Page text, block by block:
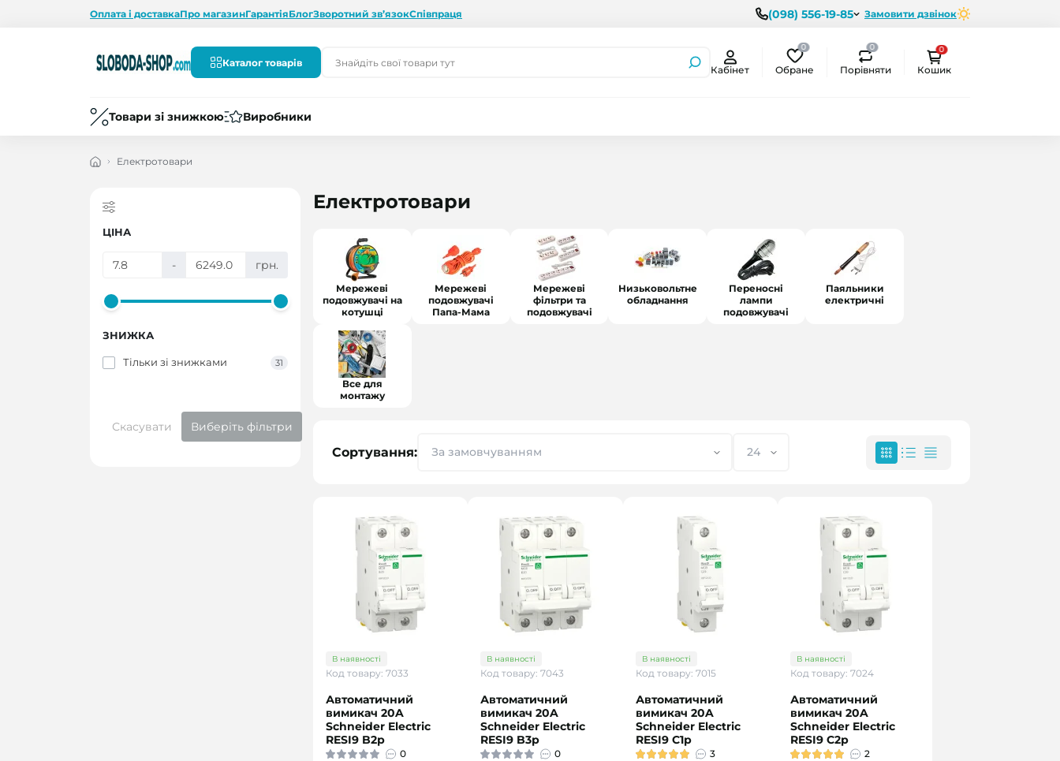
Оплата і доставкаПро магазинГарантіяБлогЗворотний зв’язокСпівпраця (098) 556-19-85 Замовити дзвінок
Каталог товарів
Кабінет
0
Обране
0
Порівняти
0
Кошик
Товари зі знижкою Виробники
Електротовари
ЦІНА
- грн.
ЗНИЖКА
Тільки зі знижками 31
Скасувати Виберіть фільтри
Електротовари
Мережеві
подовжувачі на
котушці
Мережеві
подовжувачі
Папа-Мама
Мережеві
фільтри та
подовжувачі
Низьковольтне
обладнання
Переносні
лампи
подовжувачі
Паяльники
електричні
Все для
монтажу
Сортування:
В наявності
Код товару: 7033
Автоматичний
вимикач 20A
Schneider Electric
RESI9 B2р
0
В наявності
Код товару: 7043
Автоматичний
вимикач 20A
Schneider Electric
RESI9 B3р
0
В наявності
Код товару: 7015
Автоматичний
вимикач 20A
Schneider Electric
RESI9 C1р
3
В наявності
Код товару: 7024
Автоматичний
вимикач 20A
Schneider Electric
RESI9 C2р
2